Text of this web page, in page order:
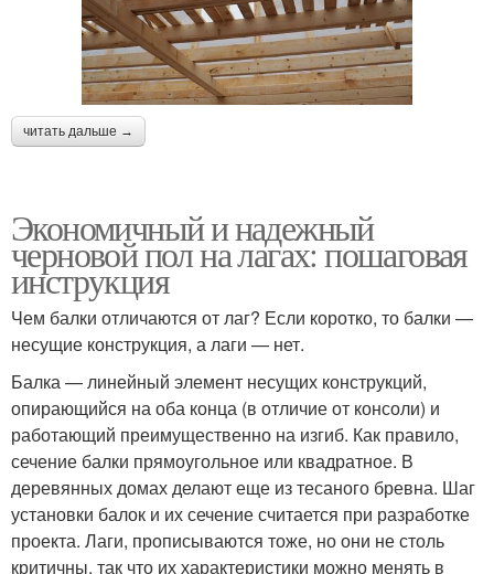
читать дальше →
Экономичный и надежный
черновой пол на лагах: пошаговая
инструкция
Чем балки отличаются от лаг? Если коротко, то балки —
несущие конструкция, а лаги — нет.
Балка — линейный элемент несущих конструкций,
опирающийся на оба конца (в отличие от консоли) и
работающий преимущественно на изгиб. Как правило,
сечение балки прямоугольное или квадратное. В
деревянных домах делают еще из тесаного бревна. Шаг
установки балок и их сечение считается при разработке
проекта. Лаги, прописываются тоже, но они не столь
критичны, так что их характеристики можно менять в